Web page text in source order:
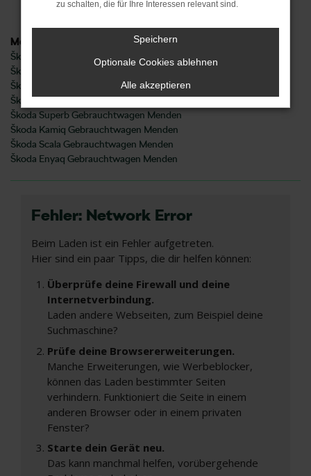
Modelle
Škoda Fabia Gebrauchtwagen Menden
Škoda Karoq Gebrauchtwagen Menden
Škoda Kodiaq Gebrauchtwagen Menden
Škoda Octavia Gebrauchtwagen Menden
Škoda Superb Gebrauchtwagen Menden
Škoda Kamiq Gebrauchtwagen Menden
Škoda Scala Gebrauchtwagen Menden
Škoda Enyaq Gebrauchtwagen Menden
Fehler: Network Error
Beim Laden ist ein Fehler aufgetreten.
Hier sind ein paar Tipps, die dir helfen können:
Überprüfe deine Firewall und deine
Internetverbindung.
Laden andere Webseiten, zum Beispiel deine
Suchmaschine?
Prüfe deine Browsererweiterungen.
Manche Erweiterungen, wie Werbeblocker,
können das Laden bestimmter Seiten
verhindern. Funktioniert die Seite in einem
anderen Browser oder in einem privaten
Fenster?
Starte dein Gerät neu.
Das kann manchmal helfen, vorübergehende
zu schalten, die für Ihre Interessen relevant sind.
Speichern
Optionale Cookies ablehnen
Alle akzeptieren